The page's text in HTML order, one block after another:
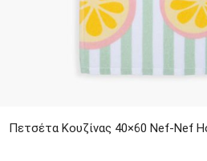
Πετσέτα Κουζίνας 40×60 Nef-Nef